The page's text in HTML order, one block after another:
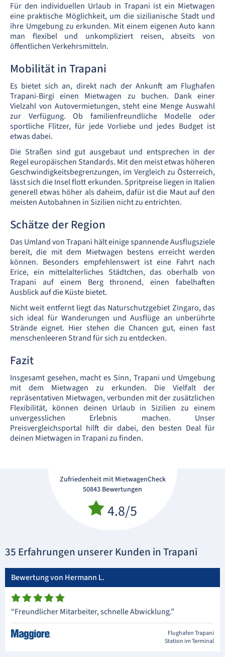
Für den individuellen Urlaub in Trapani ist ein Mietwagen
eine praktische Möglichkeit, um die sizilianische Stadt und
ihre Umgebung zu erkunden. Mit einem eigenen Auto kann
man flexibel und unkompliziert reisen, abseits von
öffentlichen Verkehrsmitteln.
Mobilität in Trapani
Es bietet sich an, direkt nach der Ankunft am Flughafen
Trapani-Birgi einen Mietwagen zu buchen. Dank einer
Vielzahl von Autovermietungen, steht eine Menge Auswahl
zur Verfügung. Ob familienfreundliche Modelle oder
sportliche Flitzer, für jede Vorliebe und jedes Budget ist
etwas dabei.
Die Straßen sind gut ausgebaut und entsprechen in der
Regel europäischen Standards. Mit den meist etwas höheren
Geschwindigkeitsbegrenzungen, im Vergleich zu Österreich,
lässt sich die Insel flott erkunden. Spritpreise liegen in Italien
generell etwas höher als daheim, dafür ist die Maut auf den
meisten Autobahnen in Sizilien nicht zu entrichten.
Schätze der Region
Das Umland von Trapani hält einige spannende Ausflugsziele
bereit, die mit dem Mietwagen bestens erreicht werden
können. Besonders empfehlenswert ist eine Fahrt nach
Erice, ein mittelalterliches Städtchen, das oberhalb von
Trapani auf einem Berg thronend, einen fabelhaften
Ausblick auf die Küste bietet.
Nicht weit entfernt liegt das Naturschutzgebiet Zingaro, das
sich ideal für Wanderungen und Ausflüge an unberührte
Strände eignet. Hier stehen die Chancen gut, einen fast
menschenleeren Strand für sich zu entdecken.
Fazit
Insgesamt gesehen, macht es Sinn, Trapani und Umgebung
mit dem Mietwagen zu erkunden. Die Vielfalt der
repräsentativen Mietwagen, verbunden mit der zusätzlichen
Flexibilität, können deinen Urlaub in Sizilien zu einem
unvergesslichen Erlebnis machen. Unser
Preisvergleichsportal hilft dir dabei, den besten Deal für
deinen Mietwagen in Trapani zu finden.
Zufriedenheit mit MietwagenCheck
50843 Bewertungen
4.8/5
35 Erfahrungen unserer Kunden in Trapani
Bewertung von Hermann L.
“Freundlicher Mitarbeiter, schnelle Abwicklung.”
Flughafen Trapani
Station im Terminal